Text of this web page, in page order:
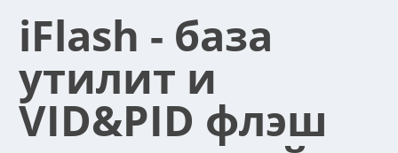
iFlash - база
утилит и
VID&PID флэш